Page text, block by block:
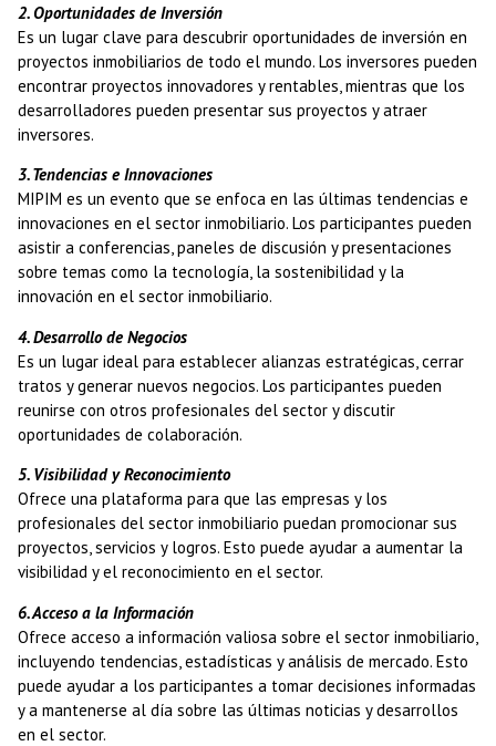
2. Oportunidades de Inversión
Es un lugar clave para descubrir oportunidades de inversión en
proyectos inmobiliarios de todo el mundo. Los inversores pueden
encontrar proyectos innovadores y rentables, mientras que los
desarrolladores pueden presentar sus proyectos y atraer
inversores.
3. Tendencias e Innovaciones
MIPIM es un evento que se enfoca en las últimas tendencias e
innovaciones en el sector inmobiliario. Los participantes pueden
asistir a conferencias, paneles de discusión y presentaciones
sobre temas como la tecnología, la sostenibilidad y la
innovación en el sector inmobiliario.
4. Desarrollo de Negocios
Es un lugar ideal para establecer alianzas estratégicas, cerrar
tratos y generar nuevos negocios. Los participantes pueden
reunirse con otros profesionales del sector y discutir
oportunidades de colaboración.
5. Visibilidad y Reconocimiento
Ofrece una plataforma para que las empresas y los
profesionales del sector inmobiliario puedan promocionar sus
proyectos, servicios y logros. Esto puede ayudar a aumentar la
visibilidad y el reconocimiento en el sector.
6. Acceso a la Información
Ofrece acceso a información valiosa sobre el sector inmobiliario,
incluyendo tendencias, estadísticas y análisis de mercado. Esto
puede ayudar a los participantes a tomar decisiones informadas
y a mantenerse al día sobre las últimas noticias y desarrollos
en el sector.